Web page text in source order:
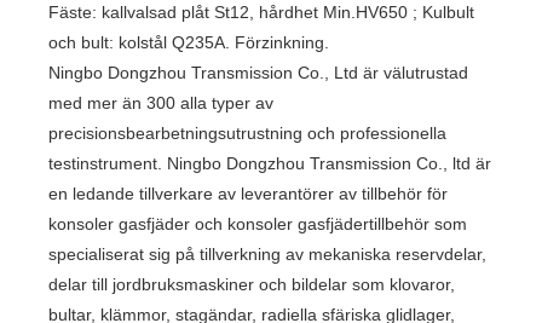
Fäste: kallvalsad plåt St12, hårdhet Min.HV650 ; Kulbult
och bult: kolstål Q235A. Förzinkning.
Ningbo Dongzhou Transmission Co., Ltd är välutrustad
med mer än 300 alla typer av
precisionsbearbetningsutrustning och professionella
testinstrument. Ningbo Dongzhou Transmission Co., ltd är
en ledande tillverkare av leverantörer av tillbehör för
konsoler gasfjäder och konsoler gasfjädertillbehör som
specialiserat sig på tillverkning av mekaniska reservdelar,
delar till jordbruksmaskiner och bildelar som klovaror,
bultar, klämmor, stagändar, radiella sfäriska glidlager,